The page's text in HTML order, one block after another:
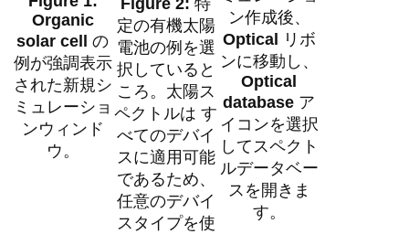
Organic
solar cell
の
例が強調表示
された新規シ
ミュレーショ
ンウィンド
ウ。
定の有機太陽
電池の例を選
択していると
ころ。太陽ス
ペクトルは す
べてのデバイ
スに適用可能
であるため、
任意のデバイ
スタイプを使
ン作成後、
Optical
リボ
ンに移動し、
Optical
database ア
イコンを選択
してスペクト
ルデータベー
スを開きま
す。